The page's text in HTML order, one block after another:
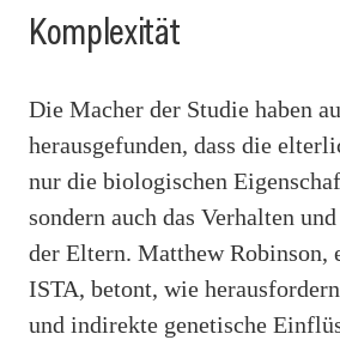
Komplexität
Die Macher der Studie haben
herausgefunden, dass die
nur die biologischen
sondern auch das Verhalten
der Eltern. Matthew Robinson,
ISTA, betont, wie
und indirekte genetische